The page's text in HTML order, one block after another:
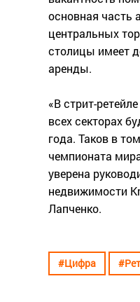
основная часть
центральных
столицы имеет
аренды.
«В стрит-
всех секторах
года. Таков в
чемпионата
уверена
недвижимости
Лапченко.
#Цифра